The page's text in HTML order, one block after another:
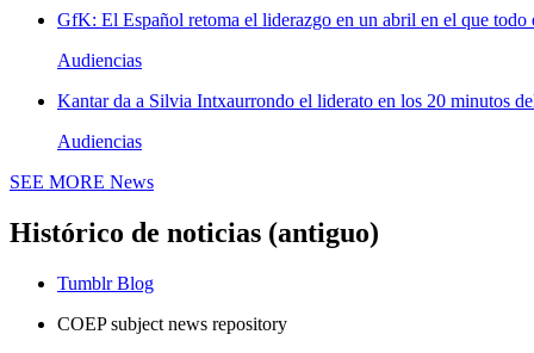
GfK: El Español retoma el liderazgo en un abril en el que todo
Audiencias
Kantar da a Silvia Intxaurrondo el liderato en los 20 minutos
Audiencias
SEE MORE News
Histórico de noticias (antiguo)
Tumblr Blog
COEP subject news repository